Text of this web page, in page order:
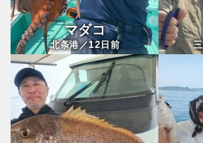
マダコ
北条港／12日前